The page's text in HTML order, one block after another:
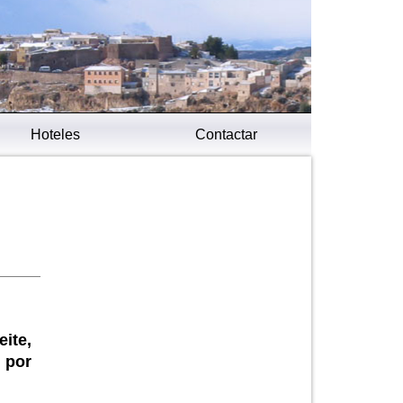
Hoteles Contactar
por